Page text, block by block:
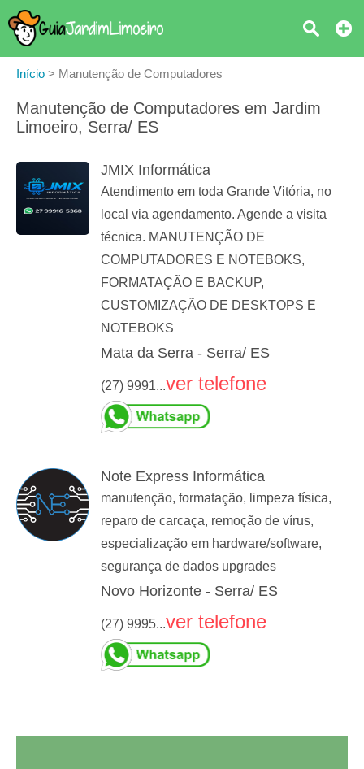
Início > Manutenção de Computadores
Manutenção de Computadores em Jardim
Limoeiro, Serra/ ES
JMIX Informática
Atendimento em toda Grande Vitória, no
local via agendamento. Agende a visita
técnica. MANUTENÇÃO DE
COMPUTADORES E NOTEBOKS,
FORMATAÇÃO E BACKUP,
CUSTOMIZAÇÃO DE DESKTOPS E
NOTEBOKS
Mata da Serra - Serra/ ES
(27) 9991...ver telefone
Note Express Informática
manutenção, formatação, limpeza física,
reparo de carcaça, remoção de vírus,
especialização em hardware/software,
segurança de dados upgrades
Novo Horizonte - Serra/ ES
(27) 9995...ver telefone